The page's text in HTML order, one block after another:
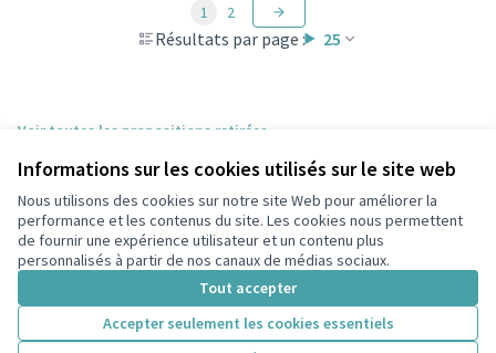
Informations sur les cookies utilisés sur le site web
Nous utilisons des cookies sur notre site Web pour améliorer la
performance et les contenus du site. Les cookies nous permettent
de fournir une expérience utilisateur et un contenu plus
personnalisés à partir de nos canaux de médias sociaux.
Tout accepter
Accepter seulement les cookies essentiels
Résultats par page : 25
1 2
Voir toutes les propositions retirées
Conditions d'utilisation
Paramètres des cookies
participons.colombes.fr sur Facebook
(Lien externe)
Licence
(Lien